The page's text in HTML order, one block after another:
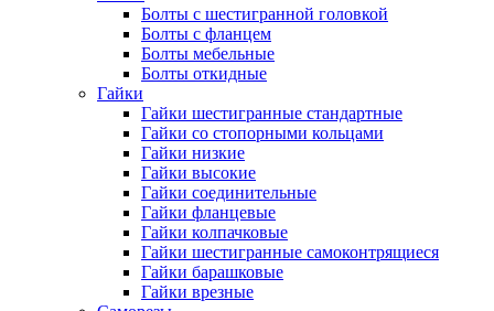
Болты с шестигранной головкой
Болты с фланцем
Болты мебельные
Болты откидные
Гайки
Гайки шестигранные стандартные
Гайки со стопорными кольцами
Гайки низкие
Гайки высокие
Гайки соединительные
Гайки фланцевые
Гайки колпачковые
Гайки шестигранные самоконтрящиеся
Гайки барашковые
Гайки врезные